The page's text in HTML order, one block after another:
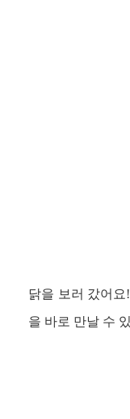
닭을 보러 갔어
을 바로 만날 수